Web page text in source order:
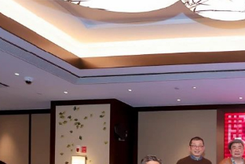
美股觀望非農數據 道指跌逾百
有片丨孕婦羊水破裂即將臨盆
東涌巴士撞電單車 巴士司機涉
有片丨清淡不等於吃素！ 清淡